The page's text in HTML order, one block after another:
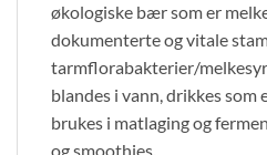
økologiske bær som er
dokumenterte og vitale
tarmflorabakterier/
blandes i vann, drikkes som
brukes i matlaging og
og smoothies.